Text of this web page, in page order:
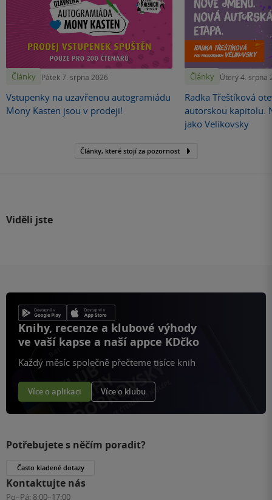
Články Pátek 7. srpna 2026
Vstupenky na uzavřenou autogramiádu
Mony Kasten jsou v prodeji!
Články Úterý 4. srpna
Radka Třeštíková
autorskou kapitolu.
jako Velikovsky
Články, které stojí za pozornost
Viděli jste
Knihy, recenze a klubové výhody
ve vaší kapse a naší appce KDčko
Každý měsíc společně přečteme tisíce knih
Více o aplikaci Více o klubu
Potřebujete s něčím poradit?
Často kladené dotazy
Kontaktujte nás
Po–Pá: 8:00–17:00